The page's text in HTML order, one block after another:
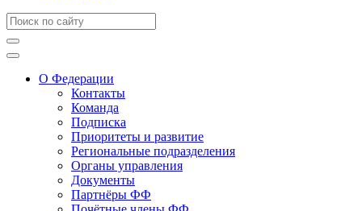
О Федерации
Контакты
Команда
Подписка
Приоритеты и развитие
Региональные подразделения
Органы управления
Документы
Партнёры ФФ